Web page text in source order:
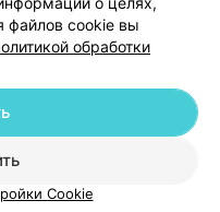
| 220012, Республика Беларусь,
291212755
файлов cookie вы
обработки
Cookie